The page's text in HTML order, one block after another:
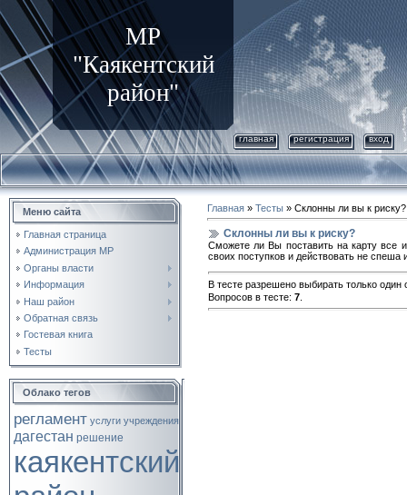
МР
"Каякентский
район"
главная регистрация вход
Меню сайта
Главная страница
Администрация МР
Органы власти
Информация
Наш район
Обратная связь
Гостевая книга
Тесты
Облако тегов
регламент услуги учреждения
дагестан решение
каякентский
Главная » Тесты » Склонны ли вы к риску?
Склонны ли вы к риску?
Сможете ли Вы поставить на карту все
своих поступков и действовать не спеша
В тесте разрешено выбирать только один
Вопросов в тесте: 7